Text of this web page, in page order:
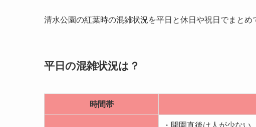
清水公園の紅葉時の混雑状況を平日と休日や祝日でまとめ
平日の混雑状況は？
時間帯